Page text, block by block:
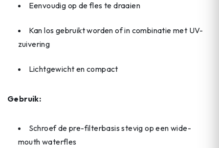
Eenvoudig op de fles te draaien
Kan los gebruikt worden of in combinatie met UV-
zuivering
Lichtgewicht en compact
Gebruik:
Schroef de pre-filterbasis stevig op een wide-
mouth waterfles